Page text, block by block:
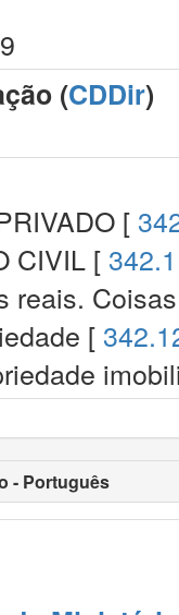
(CDDir)
[
CIVIL [ 342.1
reais.
[
- Português